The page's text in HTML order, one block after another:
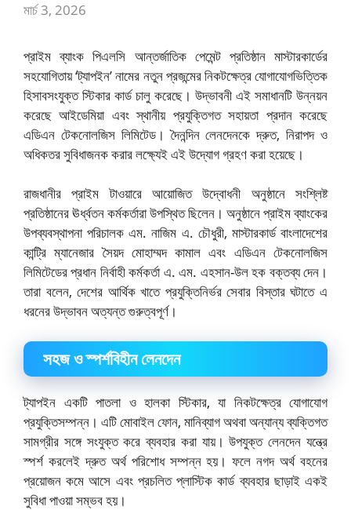
মার্চ 3, 2026
প্রাইম ব্যাংক পিএলসি আন্তর্জাতিক পেমেন্ট প্রতিষ্ঠান মাস্টারকার্ডের
সহযোগিতায় ‘ট্যাপইন’ নামের নতুন প্রজন্মের নিকটক্ষেত্র যোগাযোগভিত্তিক
হিসাবসংযুক্ত স্টিকার কার্ড চালু করেছে। উদ্ভাবনী এই সমাধানটি উন্নয়ন
করেছে আইডেমিয়া এবং স্থানীয় প্রযুক্তিগত সহায়তা প্রদান করেছে
এডিএন টেকনোলজিস লিমিটেড। দৈনন্দিন লেনদেনকে দ্রুত, নিরাপদ ও
অধিকতর সুবিধাজনক করার লক্ষ্যেই এই উদ্যোগ গ্রহণ করা হয়েছে।
রাজধানীর প্রাইম টাওয়ারে আয়োজিত উদ্বোধনী অনুষ্ঠানে সংশ্লিষ্ট
প্রতিষ্ঠানের ঊর্ধ্বতন কর্মকর্তারা উপস্থিত ছিলেন। অনুষ্ঠানে প্রাইম ব্যাংকের
উপব্যবস্থাপনা পরিচালক এম. নাজিম এ. চৌধুরী, মাস্টারকার্ড বাংলাদেশের
কান্ট্রি ম্যানেজার সৈয়দ মোহাম্মদ কামাল এবং এডিএন টেকনোলজিস
লিমিটেডের প্রধান নির্বাহী কর্মকর্তা এ. এম. এহসান-উল হক বক্তব্য দেন।
তারা বলেন, দেশের আর্থিক খাতে প্রযুক্তিনির্ভর সেবার বিস্তার ঘটাতে এ
ধরনের উদ্ভাবন অত্যন্ত গুরুত্বপূর্ণ।
সহজ ও স্পর্শবিহীন লেনদেন
ট্যাপইন একটি পাতলা ও হালকা স্টিকার, যা নিকটক্ষেত্র যোগাযোগ
প্রযুক্তিসম্পন্ন। এটি মোবাইল ফোন, মানিব্যাগ অথবা অন্যান্য ব্যক্তিগত
সামগ্রীর সঙ্গে সংযুক্ত করে ব্যবহার করা যায়। উপযুক্ত লেনদেন যন্ত্রে
স্পর্শ করলেই দ্রুত অর্থ পরিশোধ সম্পন্ন হয়। ফলে নগদ অর্থ বহনের
প্রয়োজন কমে আসে এবং প্রচলিত প্লাস্টিক কার্ড ব্যবহার ছাড়াই একই
সুবিধা পাওয়া সম্ভব হয়।